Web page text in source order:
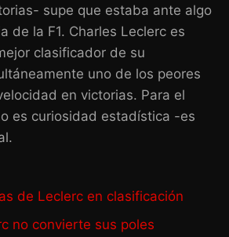
supe que estaba ante algo
de la F1. Charles Leclerc es
clasificador de su
uno de los peores
en victorias. Para el
es curiosidad estadística -es
de Leclerc en clasificación
no convierte sus poles